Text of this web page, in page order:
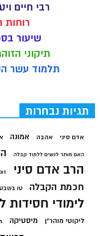
רבי חיים
רוחות
שיעור
תיקוני
תלמוד עשר
תגיות נבחרות
אדם סיני אהבה אמונה
האם מותר לנשים ללמוד קבלה
הרב אדם סיני
חכמת הקבלה טו בשבט
לימודי חסידות
ליקוטי מוהר"ן מיסטיקה